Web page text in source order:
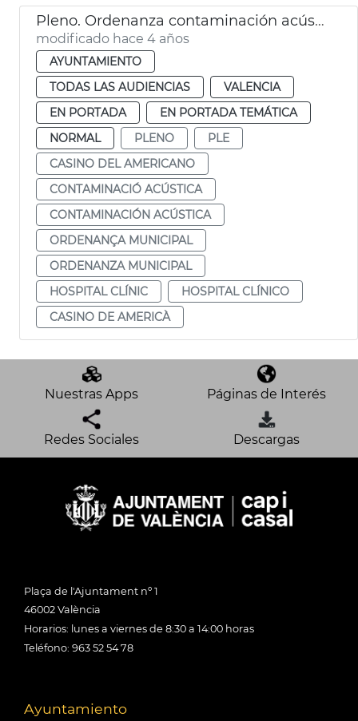
Pleno. Ordenanza contaminación acústica, hospital Clínico
modificado hace 4 años
AYUNTAMIENTO
TODAS LAS AUDIENCIAS
VALENCIA
EN PORTADA
EN PORTADA TEMÁTICA
NORMAL
PLENO
PLE
CASINO DEL AMERICANO
CONTAMINACIÓ ACÚSTICA
CONTAMINACIÓN ACÚSTICA
ORDENANÇA MUNICIPAL
ORDENANZA MUNICIPAL
HOSPITAL CLÍNIC
HOSPITAL CLÍNICO
CASINO DE AMERICÀ
Nuestras Apps Páginas de Interés
Redes Sociales Descargas
Plaça de l'Ajuntament nº 1
46002 València
Horarios: lunes a viernes de 8:30 a 14:00 horas
Teléfono: 963 52 54 78
Ayuntamiento